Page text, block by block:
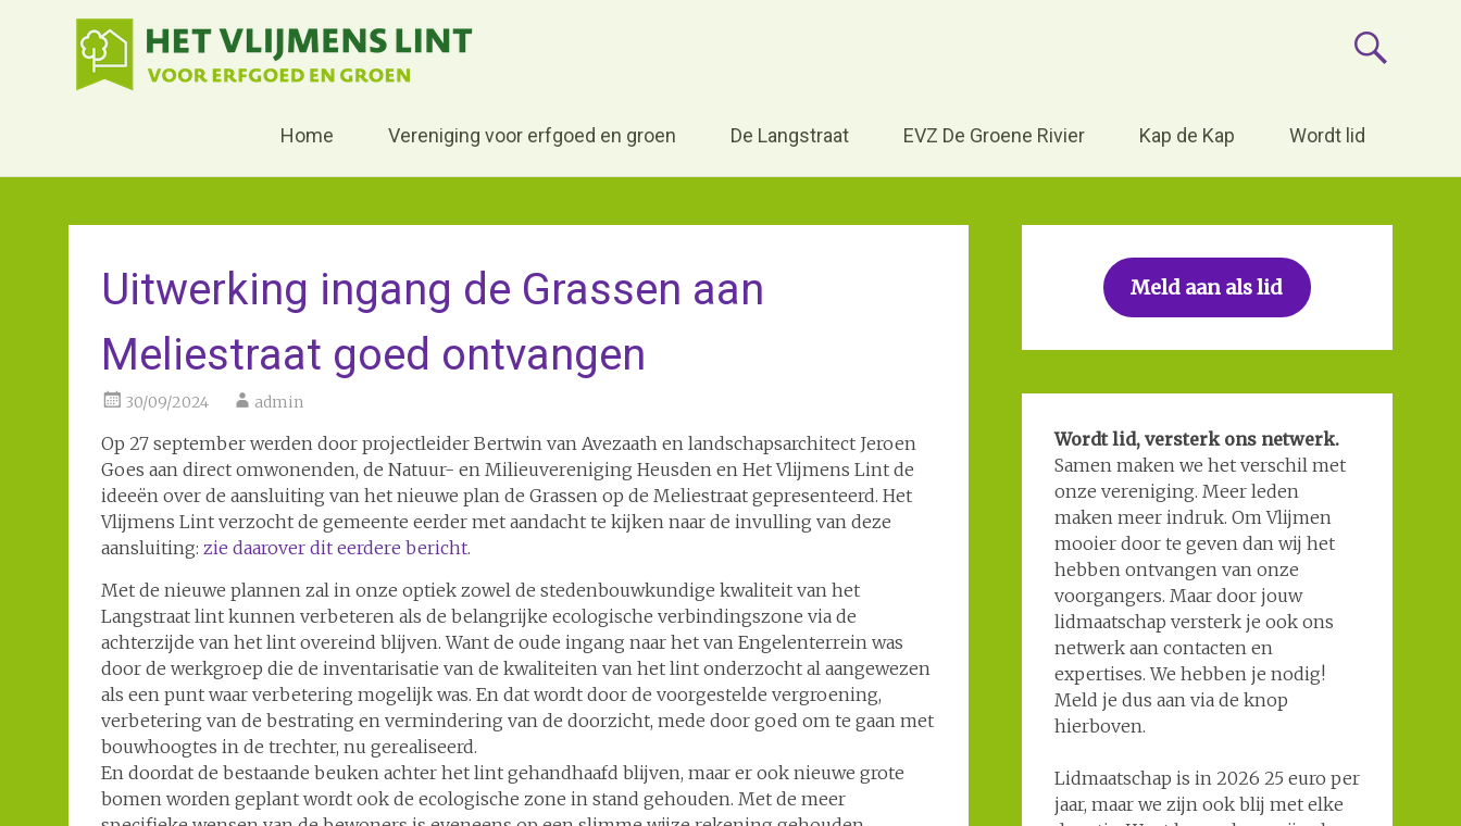
Home Vereniging voor erfgoed en groen De Langstraat EVZ De Groene Rivier Kap de Kap Wordt lid
Uitwerking ingang de Grassen aan
Meliestraat goed ontvangen
30/09/2024 admin
Op 27 september werden door projectleider Bertwin van Avezaath en landschapsarchitect Jeroen
Goes aan direct omwonenden, de Natuur- en Milieuvereniging Heusden en Het Vlijmens Lint de
ideeën over de aansluiting van het nieuwe plan de Grassen op de Meliestraat gepresenteerd. Het
Vlijmens Lint verzocht de gemeente eerder met aandacht te kijken naar de invulling van deze
aansluiting: zie daarover dit eerdere bericht.
Met de nieuwe plannen zal in onze optiek zowel de stedenbouwkundige kwaliteit van het
Langstraat lint kunnen verbeteren als de belangrijke ecologische verbindingszone via de
achterzijde van het lint overeind blijven. Want de oude ingang naar het van Engelenterrein was
door de werkgroep die de inventarisatie van de kwaliteiten van het lint onderzocht al aangewezen
als een punt waar verbetering mogelijk was. En dat wordt door de voorgestelde vergroening,
verbetering van de bestrating en vermindering van de doorzicht, mede door goed om te gaan met
bouwhoogtes in de trechter, nu gerealiseerd.
En doordat de bestaande beuken achter het lint gehandhaafd blijven, maar er ook nieuwe grote
bomen worden geplant wordt ook de ecologische zone in stand gehouden. Met de meer
Meld aan als lid
Wordt lid, versterk ons netwerk.
Samen maken we het verschil met
onze vereniging. Meer leden
maken meer indruk. Om Vlijmen
mooier door te geven dan wij het
hebben ontvangen van onze
voorgangers. Maar door jouw
lidmaatschap versterk je ook ons
netwerk aan contacten en
expertises. We hebben je nodig!
Meld je dus aan via de knop
hierboven.
Lidmaatschap is in 2026 25 euro per
jaar, maar we zijn ook blij met elke